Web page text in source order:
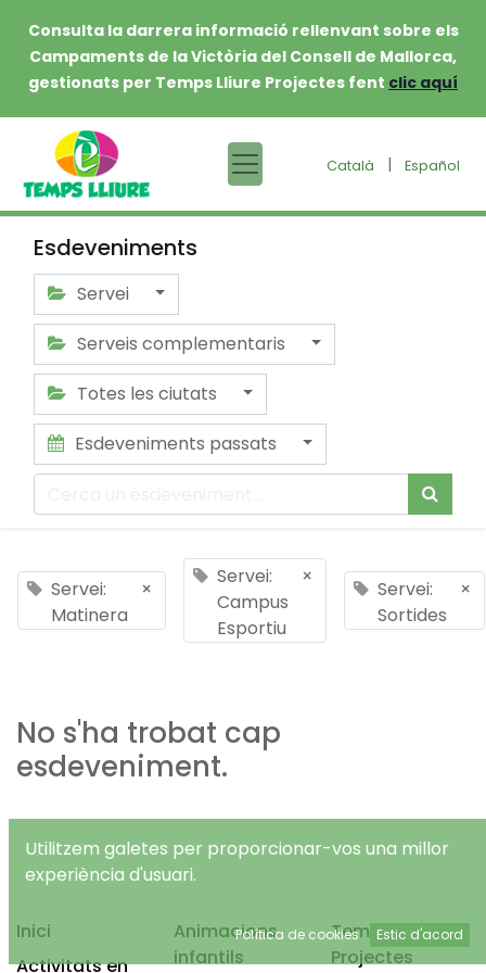
Consulta la darrera informació rellenvant sobre els
Campaments de la Victòria del Consell de Mallorca,
gestionats per Temps Lliure Projectes fent clic aquí
Català | Español
Esdeveniments
Servei
Serveis complementaris
Totes les ciutats
Esdeveniments passats
Servei:
Matinera
×
Servei:
Campus
Esportiu
×
Servei:
Sortides
×
No s'ha trobat cap
esdeveniment.
Inici
Activitats en
Animacions
infantils
Temps Lliure
Projectes
Utilitzem galetes per proporcionar-vos una millor
experiència d'usuari.
Política de cookies Estic d'acord